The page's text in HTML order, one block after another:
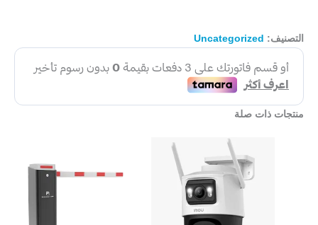
التصنيف: Uncategorized
منتجات ذات صلة